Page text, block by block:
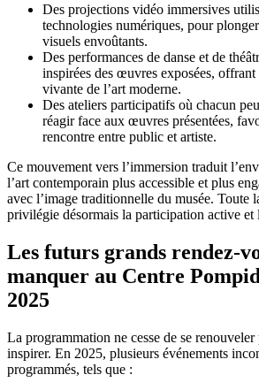
Des projections vidéo immersives
technologies numériques, pour
visuels envoûtants.
Des performances de danse et de
inspirées des œuvres exposées,
vivante de l’art moderne.
Des ateliers participatifs où chacun
réagir face aux œuvres présentées,
rencontre entre public et artiste.
Ce mouvement vers l’immersion traduit
l’art contemporain plus accessible et plus
avec l’image traditionnelle du musée. Toute
privilégie désormais la participation active et
Les futurs grands rendez-
manquer au Centre
2025
La programmation ne cesse de se
inspirer. En 2025, plusieurs événements
programmés, tels que :